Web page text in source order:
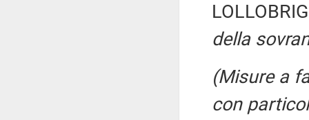
della
(Misure a
con